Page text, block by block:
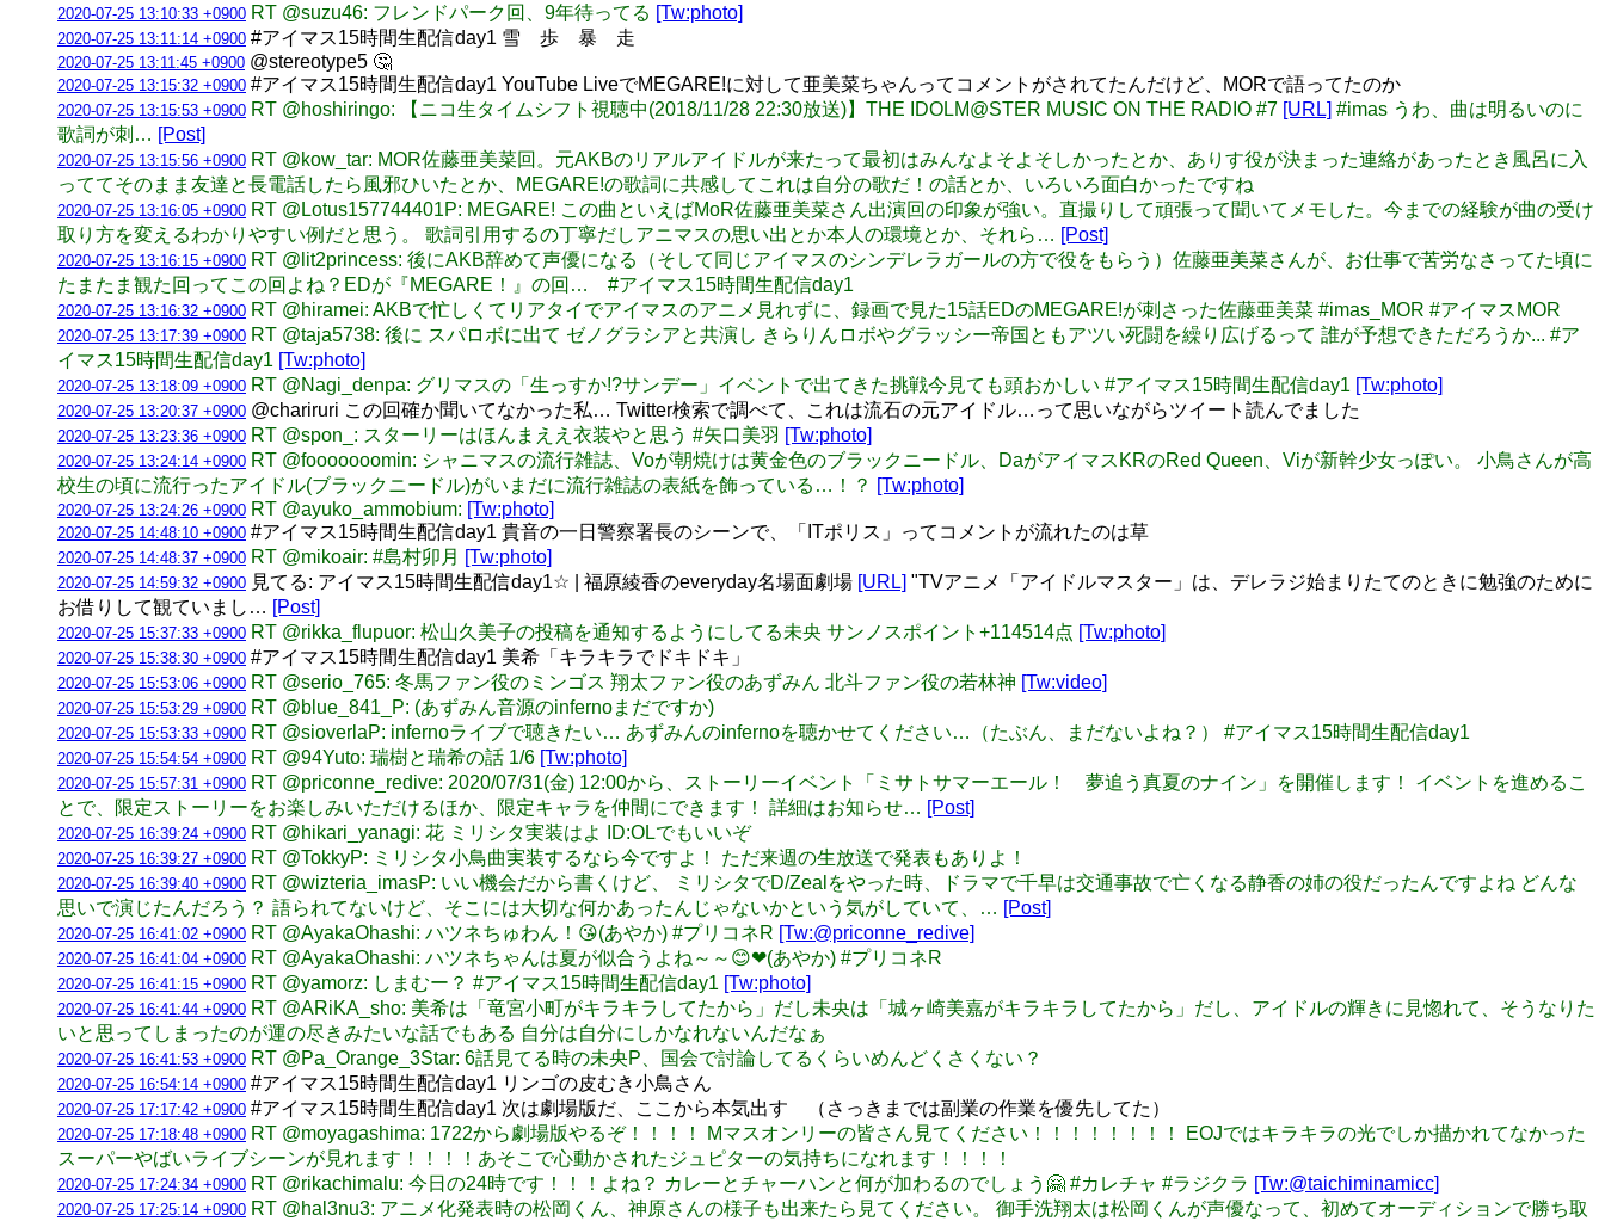
2020-07-25 13:10:33 +0900 RT @suzu46: フレンドパーク回、9年待ってる [Tw:photo]
2020-07-25 13:11:14 +0900 #アイマス15時間生配信day1 雪 歩 暴 走
2020-07-25 13:11:45 +0900 @stereotype5 🤔
2020-07-25 13:15:32 +0900 #アイマス15時間生配信day1 YouTube LiveでMEGARE!に対して亜美菜ちゃんってコメントがされてたんだけど、MORで語ってたのか
2020-07-25 13:15:53 +0900 RT @hoshiringo: 【ニコ生タイムシフト視聴中(2018/11/28 22:30放送)】THE IDOLM@STER MUSIC ON THE RADIO #7 [URL] #imas うわ、曲は明るいのに
歌詞が刺… [Post]
2020-07-25 13:15:56 +0900 RT @kow_tar: MOR佐藤亜美菜回。元AKBのリアルアイドルが来たって最初はみんなよそよそしかったとか、ありす役が決まった連絡があったとき風呂に入
っててそのまま友達と長電話したら風邪ひいたとか、MEGARE!の歌詞に共感してこれは自分の歌だ！の話とか、いろいろ面白かったですね
2020-07-25 13:16:05 +0900 RT @Lotus157744401P: MEGARE! この曲といえばMoR佐藤亜美菜さん出演回の印象が強い。直撮りして頑張って聞いてメモした。今までの経験が曲の受け
取り方を変えるわかりやすい例だと思う。 歌詞引用するの丁寧だしアニマスの思い出とか本人の環境とか、それら… [Post]
2020-07-25 13:16:15 +0900 RT @lit2princess: 後にAKB辞めて声優になる（そして同じアイマスのシンデレラガールの方で役をもらう）佐藤亜美菜さんが、お仕事で苦労なさってた頃に
たまたま観た回ってこの回よね？EDが『MEGARE！』の回… #アイマス15時間生配信day1
2020-07-25 13:16:32 +0900 RT @hiramei: AKBで忙しくてリアタイでアイマスのアニメ見れずに、録画で見た15話EDのMEGARE!が刺さった佐藤亜美菜 #imas_MOR #アイマスMOR
2020-07-25 13:17:39 +0900 RT @taja5738: 後に スパロボに出て ゼノグラシアと共演し きらりんロボやグラッシー帝国ともアツい死闘を繰り広げるって 誰が予想できただろうか... #ア
イマス15時間生配信day1 [Tw:photo]
2020-07-25 13:18:09 +0900 RT @Nagi_denpa: グリマスの「生っすか!?サンデー」イベントで出てきた挑戦今見ても頭おかしい #アイマス15時間生配信day1 [Tw:photo]
2020-07-25 13:20:37 +0900 @chariruri この回確か聞いてなかった私… Twitter検索で調べて、これは流石の元アイドル…って思いながらツイート読んでました
2020-07-25 13:23:36 +0900 RT @spon_: スターリーはほんまええ衣装やと思う #矢口美羽 [Tw:photo]
2020-07-25 13:24:14 +0900 RT @fooooooomin: シャニマスの流行雑誌、Voが朝焼けは黄金色のブラックニードル、DaがアイマスKRのRed Queen、Viが新幹少女っぽい。 小鳥さんが高
校生の頃に流行ったアイドル(ブラックニードル)がいまだに流行雑誌の表紙を飾っている…！？ [Tw:photo]
2020-07-25 13:24:26 +0900 RT @ayuko_ammobium: [Tw:photo]
2020-07-25 14:48:10 +0900 #アイマス15時間生配信day1 貴音の一日警察署長のシーンで、「ITポリス」ってコメントが流れたのは草
2020-07-25 14:48:37 +0900 RT @mikoair: #島村卯月 [Tw:photo]
2020-07-25 14:59:32 +0900 見てる: アイマス15時間生配信day1☆ | 福原綾香のeveryday名場面劇場 [URL] "TVアニメ「アイドルマスター」は、デレラジ始まりたてのときに勉強のために
お借りして観ていまし… [Post]
2020-07-25 15:37:33 +0900 RT @rikka_flupuor: 松山久美子の投稿を通知するようにしてる未央 サンノスポイント+114514点 [Tw:photo]
2020-07-25 15:38:30 +0900 #アイマス15時間生配信day1 美希「キラキラでドキドキ」
2020-07-25 15:53:06 +0900 RT @serio_765: 冬馬ファン役のミンゴス 翔太ファン役のあずみん 北斗ファン役の若林神 [Tw:video]
2020-07-25 15:53:29 +0900 RT @blue_841_P: (あずみん音源のinfernoまだですか)
2020-07-25 15:53:33 +0900 RT @sioverlaP: infernoライブで聴きたい… あずみんのinfernoを聴かせてください…（たぶん、まだないよね？） #アイマス15時間生配信day1
2020-07-25 15:54:54 +0900 RT @94Yuto: 瑞樹と瑞希の話 1/6 [Tw:photo]
2020-07-25 15:57:31 +0900 RT @priconne_redive: 2020/07/31(金) 12:00から、ストーリーイベント「ミサトサマーエール！ 夢追う真夏のナイン」を開催します！ イベントを進めるこ
とで、限定ストーリーをお楽しみいただけるほか、限定キャラを仲間にできます！ 詳細はお知らせ… [Post]
2020-07-25 16:39:24 +0900 RT @hikari_yanagi: 花 ミリシタ実装はよ ID:OLでもいいぞ
2020-07-25 16:39:27 +0900 RT @TokkyP: ミリシタ小鳥曲実装するなら今ですよ！ ただ来週の生放送で発表もありよ！
2020-07-25 16:39:40 +0900 RT @wizteria_imasP: いい機会だから書くけど、 ミリシタでD/Zealをやった時、ドラマで千早は交通事故で亡くなる静香の姉の役だったんですよね どんな
思いで演じたんだろう？ 語られてないけど、そこには大切な何かあったんじゃないかという気がしていて、… [Post]
2020-07-25 16:41:02 +0900 RT @AyakaOhashi: ハツネちゅわん！😘(あやか) #プリコネR [Tw:@priconne_redive]
2020-07-25 16:41:04 +0900 RT @AyakaOhashi: ハツネちゃんは夏が似合うよね～～😊❤(あやか) #プリコネR
2020-07-25 16:41:15 +0900 RT @yamorz: しまむー？ #アイマス15時間生配信day1 [Tw:photo]
2020-07-25 16:41:44 +0900 RT @ARiKA_sho: 美希は「竜宮小町がキラキラしてたから」だし未央は「城ヶ崎美嘉がキラキラしてたから」だし、アイドルの輝きに見惚れて、そうなりた
いと思ってしまったのが運の尽きみたいな話でもある 自分は自分にしかなれないんだなぁ
2020-07-25 16:41:53 +0900 RT @Pa_Orange_3Star: 6話見てる時の未央P、国会で討論してるくらいめんどくさくない？
2020-07-25 16:54:14 +0900 #アイマス15時間生配信day1 リンゴの皮むき小鳥さん
2020-07-25 17:17:42 +0900 #アイマス15時間生配信day1 次は劇場版だ、ここから本気出す （さっきまでは副業の作業を優先してた）
2020-07-25 17:18:48 +0900 RT @moyagashima: 1722から劇場版やるぞ！！！！ Mマスオンリーの皆さん見てください！！！！！！！！ EOJではキラキラの光でしか描かれてなかった
スーパーやばいライブシーンが見れます！！！！あそこで心動かされたジュピターの気持ちになれます！！！！
2020-07-25 17:24:34 +0900 RT @rikachimalu: 今日の24時です！！！よね？ カレーとチャーハンと何が加わるのでしょう🤗 #カレチャ #ラジクラ [Tw:@taichiminamicc]
2020-07-25 17:25:14 +0900 RT @hal3nu3: アニメ化発表時の松岡くん、神原さんの様子も出来たら見てください。 御手洗翔太は松岡くんが声優なって、初めてオーディションで勝ち取